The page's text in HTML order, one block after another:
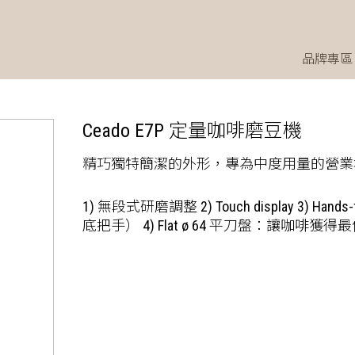
品牌專區
Ceado E7P 定量咖啡磨豆機
精巧獨特簡潔的外形，專為中度用量的營
1) 無段式研磨調整 2) Touch display 3)
底把手） 4) Flat ø 64 平刀盤：讓咖啡獲得